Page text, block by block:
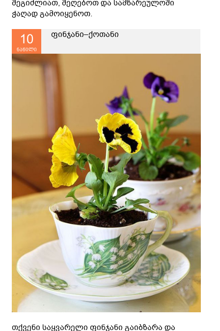
შეგიძლიათ, შეღებოთ და სამზარეულოში
ჭაღად გამოიყენოთ.
10
ნაწილი
ფინჯანი–ქოთანი
თქვენი საყვარელი ფინჯანი გაიბზარა და